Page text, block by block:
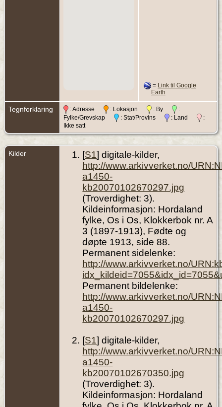
= Link til Google
Earth
Tegnforklaring : Adresse : Lokasjon : By
:
Fylke/Grevskap
: Stat/Provins : Land
:
Ikke satt
Kilder [S1] digitale-kilder,
http://www.arkivverket.no/
a1450-
kb20070102670297.jpg
(Troverdighet: 3).
Kildeinformasjon: Hordaland
fylke, Os i Os, Klokkerbok nr. A
3 (1897-1913), Fødte og
døpte 1913, side 88.
Permanent sidelenke:
http://www.arkivverket.no/
Permanent bildelenke:
http://www.arkivverket.no/
a1450-
kb20070102670297.jpg
[S1] digitale-kilder,
http://www.arkivverket.no/
a1450-
kb20070102670350.jpg
(Troverdighet: 3).
Kildeinformasjon: Hordaland